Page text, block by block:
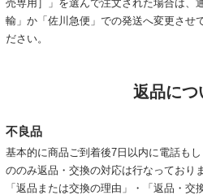
売専用］」を選んで注文された場合は、
輸」か「佐川急便」での発送へ変更させ
ださい。
返品につ
不良品
基本的に商品ご到着後7日以内に電話も
ののみ返品・交換の対応は行なっておりま
「返品または交換の理由」・「返品・交